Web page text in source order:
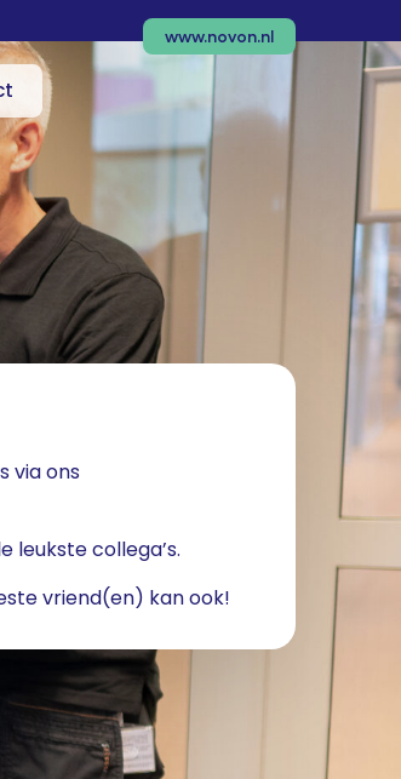
www.novon.nl
via ons
leukste collega’s.
vriend(en) kan ook!